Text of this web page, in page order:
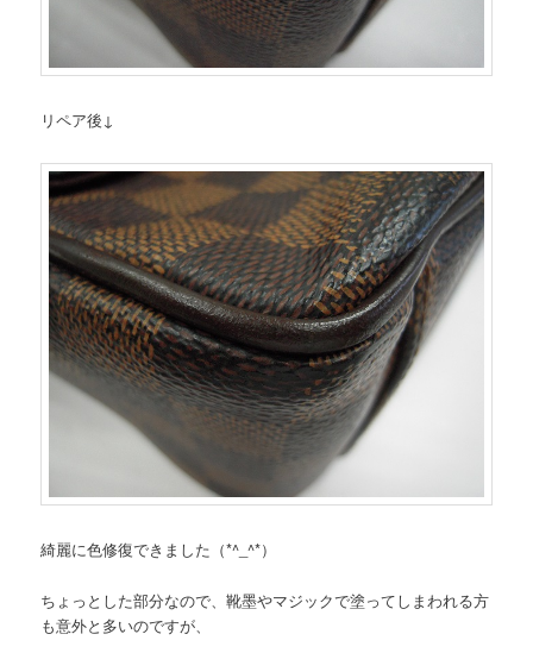
リペア後↓
綺麗に色修復できました（*^_^*）
ちょっとした部分なので、靴墨やマジックで塗ってしまわれる方
も意外と多いのですが、